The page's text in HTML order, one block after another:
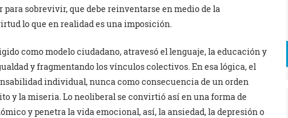
sobrevivir, que debe reinventarse en medio de la
lo que en realidad es una imposición.
como modelo ciudadano, atravesó el lenguaje, la educación y
y fragmentando los vínculos colectivos. En esa lógica, el
individual, nunca como consecuencia de un orden
y la miseria. Lo neoliberal se convirtió así en una forma de
y penetra la vida emocional, así, la ansiedad, la depresión o